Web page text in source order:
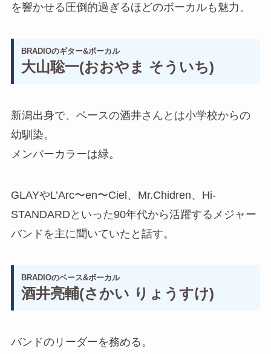
を響かせる圧倒的過ぎるほどのボーカルも魅力。
BRADIOのギター&ボーカル
大山聡一(おおやま そういち)
新潟出身で、ベースの酒井さんとは小学校からの
幼馴染。
メンバーカラーは緑。
GLAYやL’Arc〜en〜Ciel、Mr.Chidren、Hi-
STANDARDといった90年代から活躍するメジャー
バンドを主に聞いていたと話す。
BRADIOのベース&ボーカル
酒井亮輔(さかい りょうすけ)
バンドのリーダーを務める。